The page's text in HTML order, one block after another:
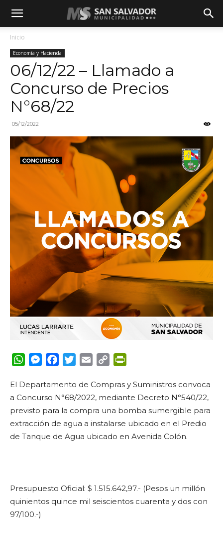
Inicio
Economía y Hacienda
06/12/22 – Llamado a
Concurso de Precios
N°68/22
05/12/2022
WhatsApp
Messenger
FacebookTwitterEmail Copy
El Departamento de Compras y Suministros convoca
a Concurso N°68/2022, mediante Decreto N°540/22,
previsto para la compra una bomba sumergible para
extracción de agua a instalarse ubicado en el Predio
de Tanque de Agua ubicado en Avenida Colón.
Presupuesto Oficial: $ 1.515.642,97.- (Pesos un millón
quinientos quince mil seiscientos cuarenta y dos con
97/100.-)